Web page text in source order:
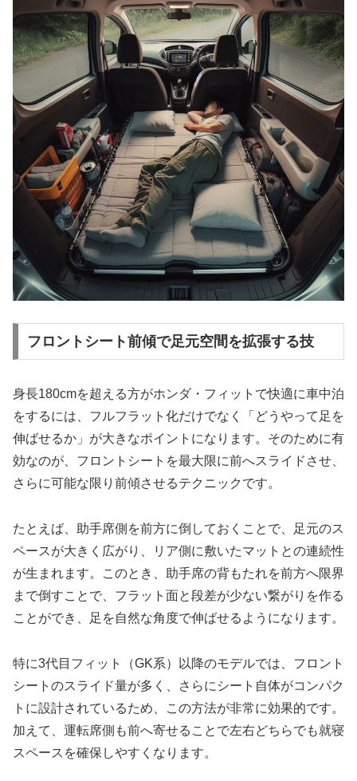
フロントシート前傾で足元空間を拡張する技
身長180cmを超える方がホンダ・フィットで快適に車中泊
をするには、フルフラット化だけでなく「どうやって足を
伸ばせるか」が大きなポイントになります。そのために有
効なのが、フロントシートを最大限に前へスライドさせ、
さらに可能な限り前傾させるテクニックです。
たとえば、助手席側を前方に倒しておくことで、足元のス
ペースが大きく広がり、リア側に敷いたマットとの連続性
が生まれます。このとき、助手席の背もたれを前方へ限界
まで倒すことで、フラット面と段差が少ない繋がりを作る
ことができ、足を自然な角度で伸ばせるようになります。
特に3代目フィット（GK系）以降のモデルでは、フロント
シートのスライド量が多く、さらにシート自体がコンパク
トに設計されているため、この方法が非常に効果的です。
加えて、運転席側も前へ寄せることで左右どちらでも就寝
スペースを確保しやすくなります。